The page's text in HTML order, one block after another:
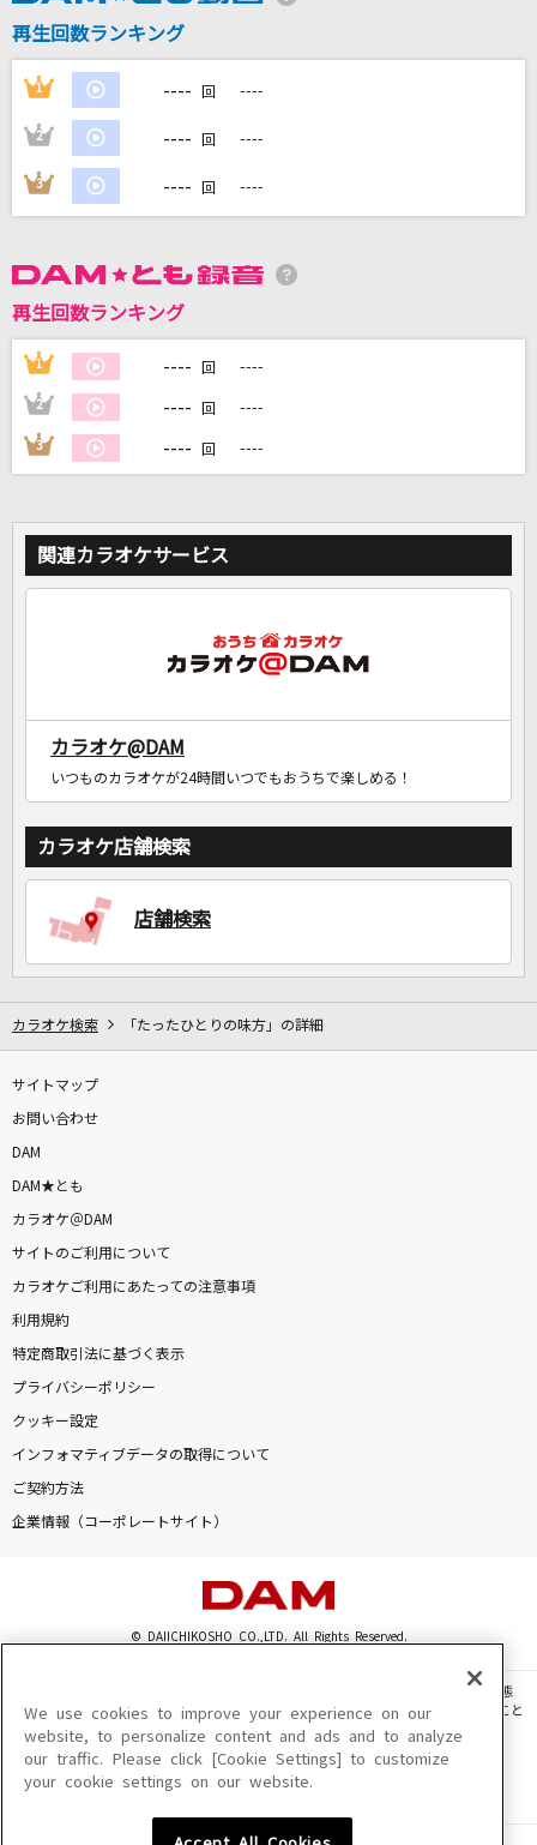
DAMの新曲・ランキングなど
DAMに会員登録・ログインして
カラオケをもっと楽しもう！
自宅でカラオケ歌い放題！
家族や友達と一緒に！練習にも！
再生回数ランキング
1 ---- 回 ----
2 ---- 回 ----
3 ---- 回 ----
再生回数ランキング
1 ---- 回 ----
2 ---- 回 ----
3 ---- 回 ----
関連カラオケサービス
カラオケ@DAM
いつものカラオケが24時間いつでもおうちで楽しめる！
カラオケ店舗検索
店舗検索
カラオケ検索 「たったひとりの味方」の詳細
サイトマップ
お問い合わせ
DAM
DAM★とも
カラオケ＠DAM
サイトのご利用について
カラオケご利用にあたっての注意事項
利用規約
特定商取引法に基づく表示
プライバシーポリシー
クッキー設定
インフォマティブデータの取得について
ご契約方法
企業情報（コーポレートサイト）
© DAIICHIKOSHO CO.,LTD. All Rights Reserved.
このサイトに掲載されている一切の文章・画像・写真・動画・音声等を、手段や形態
を問わず、著作権法の定める範囲を超えて無断で複製、転載、ファイル化などすること
を禁じます。
楽曲及びコンテンツは、機種によりご利用いただけない場合があります。
楽曲及びコンテンツの配信日、配信内容が変更になる場合があります。
We use cookies to improve your experience on our
website, to personalize content and ads and to analyze
our traffic. Please click [Cookie Settings] to customize
your cookie settings on our website.